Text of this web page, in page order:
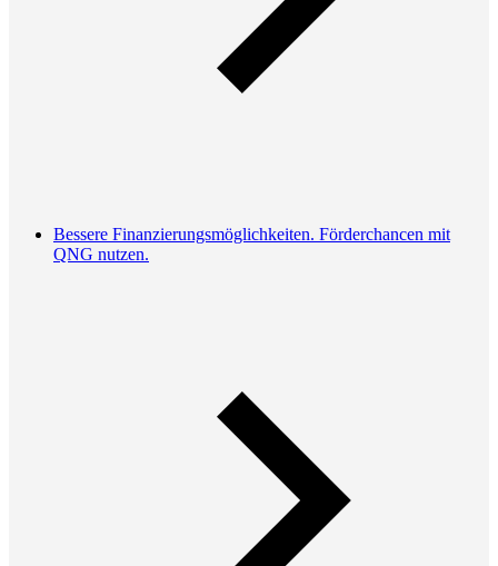
Bessere Finanzierungsmöglichkeiten. Förderchancen mit
QNG nutzen.